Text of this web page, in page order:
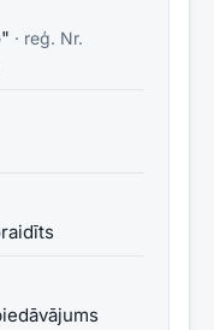
· reģ. Nr.